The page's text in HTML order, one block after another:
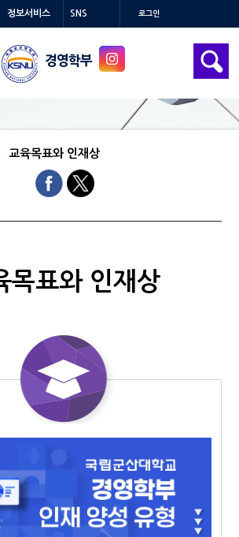
정보서비스 SNS 로그인
경영학부
교육목표와 인재상
목표와 인재상